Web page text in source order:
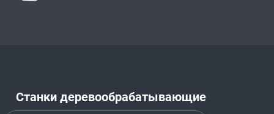
Станки деревообрабатывающие